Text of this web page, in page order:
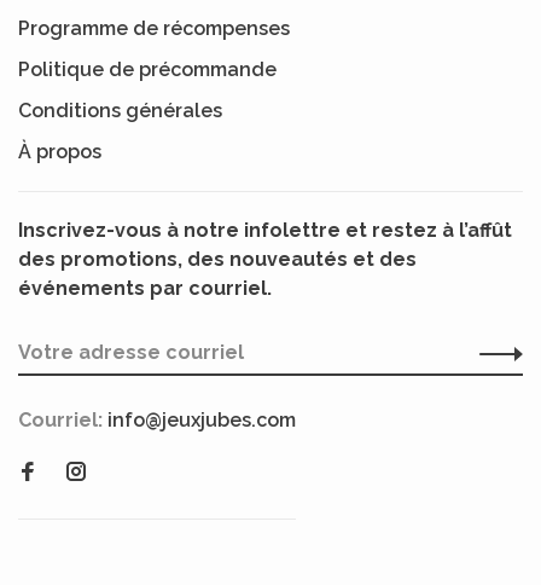
Programme de récompenses
Politique de précommande
Conditions générales
À propos
Inscrivez-vous à notre infolettre et restez à l’affût
des promotions, des nouveautés et des
événements par courriel.
Courriel: info@jeuxjubes.com